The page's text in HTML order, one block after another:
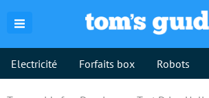
Electricité Forfaits box Robots